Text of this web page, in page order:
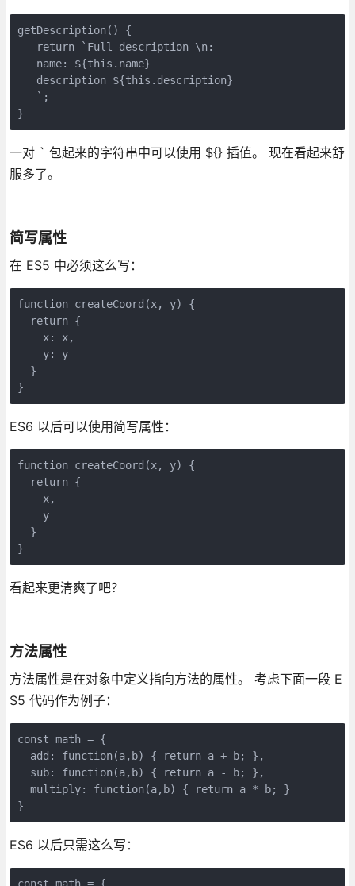
getDescription() {
   return `Full description \n:
   name: ${this.name}
   description ${this.description}
   `;
}
一对 ` 包起来的字符串中可以使用 ${} 插值。 现在看起来舒
服多了。
简写属性
在 ES5 中必须这么写：
function createCoord(x, y) {
  return {
    x: x,
    y: y
  }
}
ES6 以后可以使用简写属性：
function createCoord(x, y) {
  return {
    x,
    y
  }
}
看起来更清爽了吧？
方法属性
方法属性是在对象中定义指向方法的属性。 考虑下面一段 E
S5 代码作为例子：
const math = {
  add: function(a,b) { return a + b; },
  sub: function(a,b) { return a - b; },
  multiply: function(a,b) { return a * b; }
}
ES6 以后只需这么写：
const math = {